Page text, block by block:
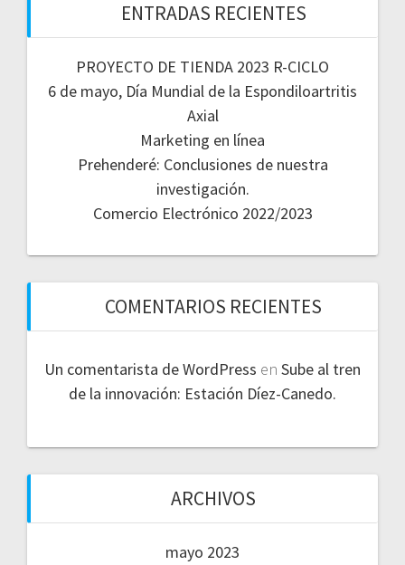
ENTRADAS RECIENTES
PROYECTO DE TIENDA 2023 R-CICLO
6 de mayo, Día Mundial de la Espondiloartritis
Axial
Marketing en línea
Prehenderé: Conclusiones de nuestra
investigación.
Comercio Electrónico 2022/2023
COMENTARIOS RECIENTES
Un comentarista de WordPress en Sube al tren
de la innovación: Estación Díez-Canedo.
ARCHIVOS
mayo 2023